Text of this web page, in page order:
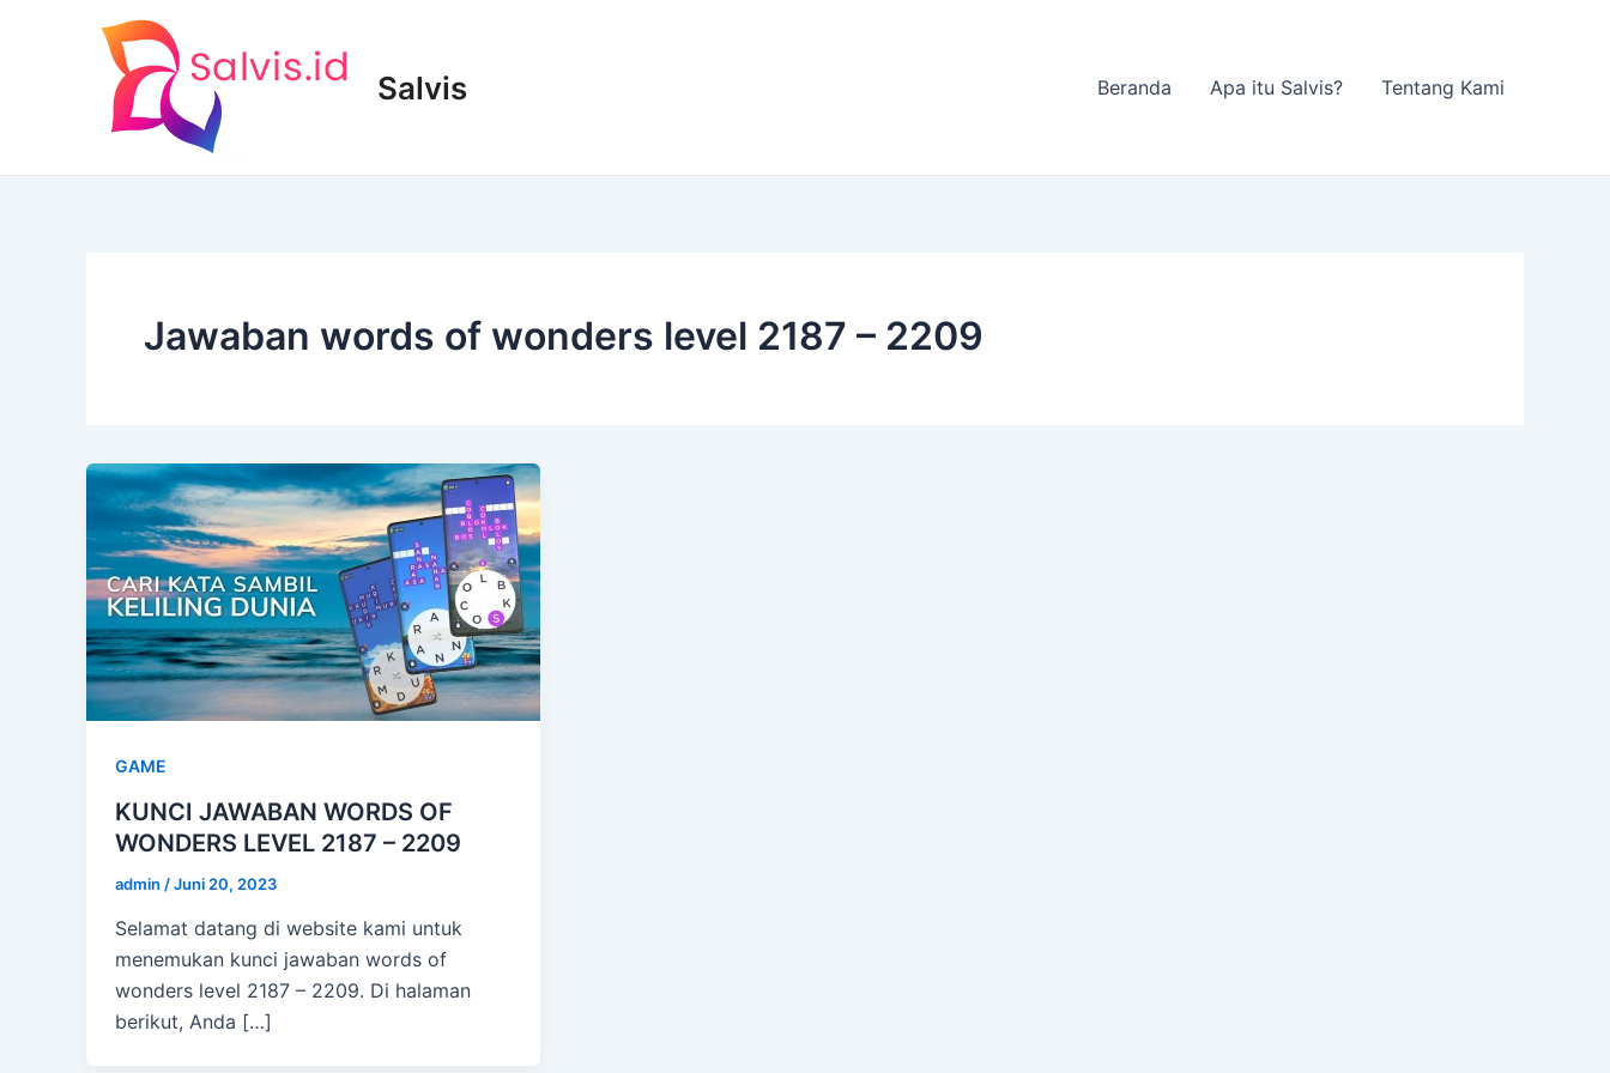
Salvis Beranda Apa itu Salvis? Tentang Kami
Jawaban words of wonders level 2187 – 2209
GAME
KUNCI JAWABAN WORDS OF
WONDERS LEVEL 2187 – 2209
admin /Juni 20, 2023
Selamat datang di website kami untuk
menemukan kunci jawaban words of
wonders level 2187 – 2209. Di halaman
berikut, Anda […]